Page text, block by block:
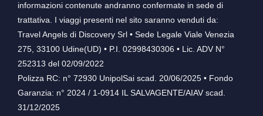
informazioni contenute andranno confermate in sede di
trattativa. I viaggi presenti nel sito saranno venduti da:
Travel Angels di Discovery Srl • Sede Legale Viale Venezia
275, 33100 Udine(UD) • P.I. 02998430306 • Lic. ADV N°
252313 del 02/09/2022
Polizza RC: n° 72930 UnipolSai scad. 20/06/2025 • Fondo
Garanzia: n° 2024 / 1-0914 IL SALVAGENTE/AIAV scad.
31/12/2025